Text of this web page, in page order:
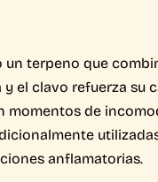
terpeno que
el clavo refuerza
de
anflamatorias.